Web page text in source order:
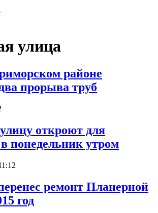
улица
районе
прорыва труб
откроют для
понедельник утром
ремонт Планерной
год